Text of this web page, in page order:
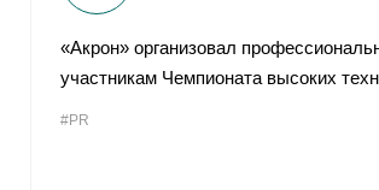
«Акрон» организовал
участникам Чемпионата высоких
#PR